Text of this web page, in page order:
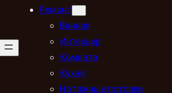
Ремонт
Ванная
Интерьер
Комната
Кухня
Натяжные потолки